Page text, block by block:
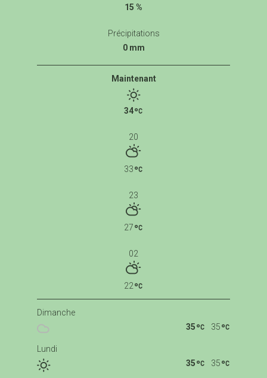
15 %
Précipitations
0 mm
Maintenant
34
20
33
23
27
02
22
Dimanche
35
35
Lundi
35
35